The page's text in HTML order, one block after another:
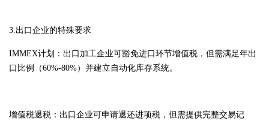
3.出口企业的特殊要求
IMMEX计划：出口加工企业可豁免进口环节增值税，但需满足年出
口比例（60%-80%）并建立自动化库存系统。
增值税退税：出口企业可申请退还进项税，但需提供完整交易记